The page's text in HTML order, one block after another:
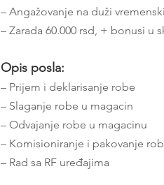
– Angažovanje na duži
– Zarada 60.000 rsd, + bonusi u
Opis posla:
– Prijem i deklarisanje robe
– Slaganje robe u magacin
– Odvajanje robe u magacinu
– Komisioniranje i pakovanje
– Rad sa RF uređajima